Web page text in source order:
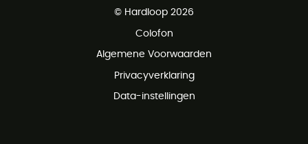
Gratis retourneren binnen 100 dagen
© Hardloop 2026
Colofon
Algemene Voorwaarden
Privacyverklaring
Data-instellingen